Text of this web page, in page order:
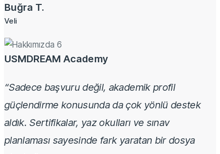
Buğra T.
Veli
USMDREAM Academy
“Sadece başvuru değil, akademik profil
güçlendirme konusunda da çok yönlü destek
aldık. Sertifikalar, yaz okulları ve sınav
planlaması sayesinde fark yaratan bir dosya